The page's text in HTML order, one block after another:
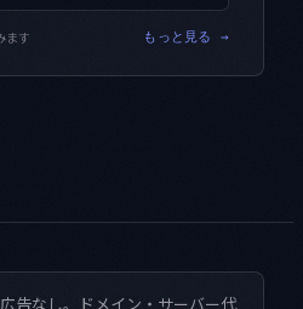
ます もっと見る →
告なし。ドメイン・サーバー代